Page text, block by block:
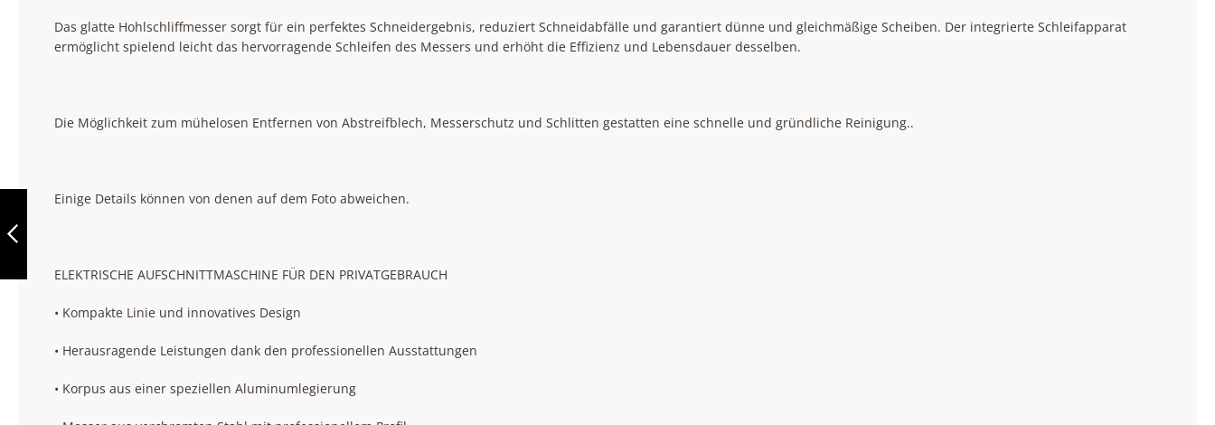
BERKEL RED LINE
ZURÜCK
Das glatte Hohlschliffmesser sorgt für ein perfektes Schneidergebnis, reduziert Schneidabfälle und garantiert dünne und gleichmäßige Scheiben. Der integrierte Schleifapparat
ermöglicht spielend leicht das hervorragende Schleifen des Messers und erhöht die Effizienz und Lebensdauer desselben.
Die Möglichkeit zum mühelosen Entfernen von Abstreifblech, Messerschutz und Schlitten gestatten eine schnelle und gründliche Reinigung..
Einige Details können von denen auf dem Foto abweichen.
ELEKTRISCHE AUFSCHNITTMASCHINE FÜR DEN PRIVATGEBRAUCH
• Kompakte Linie und innovatives Design
• Herausragende Leistungen dank den professionellen Ausstattungen
• Korpus aus einer speziellen Aluminumlegierung